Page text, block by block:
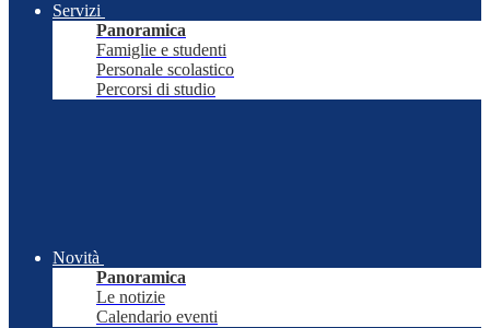
Servizi
Panoramica
Famiglie e studenti
Personale scolastico
Percorsi di studio
Novità
Panoramica
Le notizie
Calendario eventi